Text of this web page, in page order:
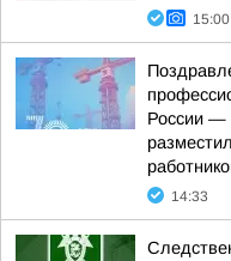
15:00
России —
14:33